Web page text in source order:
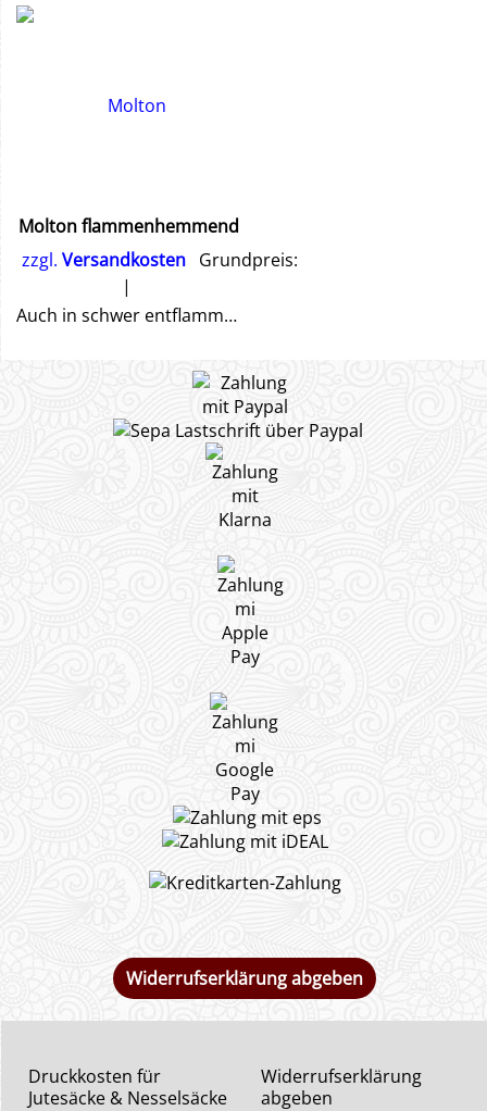
Molton flammenhemmend
zzgl.Versandkosten Grundpreis:
Auch in schwer entflammbar nach DIN4102B1 lieferbar. Hier klicken
Widerrufserklärung abgeben
Widerrufserklärung
abgeben
Druckkosten für
Jutesäcke & Nesselsäcke